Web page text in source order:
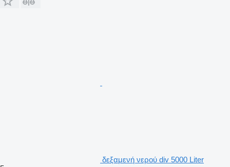
δεξαμενή νερού div 5000 Liter